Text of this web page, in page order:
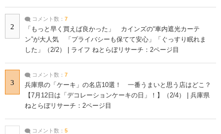
2
コメント数： 7
「もっと早く買えば良かった」 カインズの“車内遮光カーテ
ン”が大人気 「プライバシーも保てて安心」「ぐっすり眠れま
した」（2/2） | ライフ ねとらぼリサーチ：2ページ目
3
コメント数： 7
兵庫県の「ケーキ」の名店10選！ 一番うまいと思う店はどこ？
【7月12日は「デコレーションケーキの日」！】（2/4） | 兵庫県
ねとらぼリサーチ：2ページ目
コメント数： 5